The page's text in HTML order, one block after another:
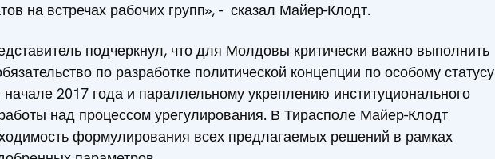
на встречах рабочих групп», - сказал Майер-Клодт.
подчеркнул, что для Молдовы критически важно выполнить
по разработке политической концепции по особому статусу
2017 года и параллельному укреплению институционального
над процессом урегулирования. В Тирасполе Майер-Клодт
формулирования всех предлагаемых решений в рамках